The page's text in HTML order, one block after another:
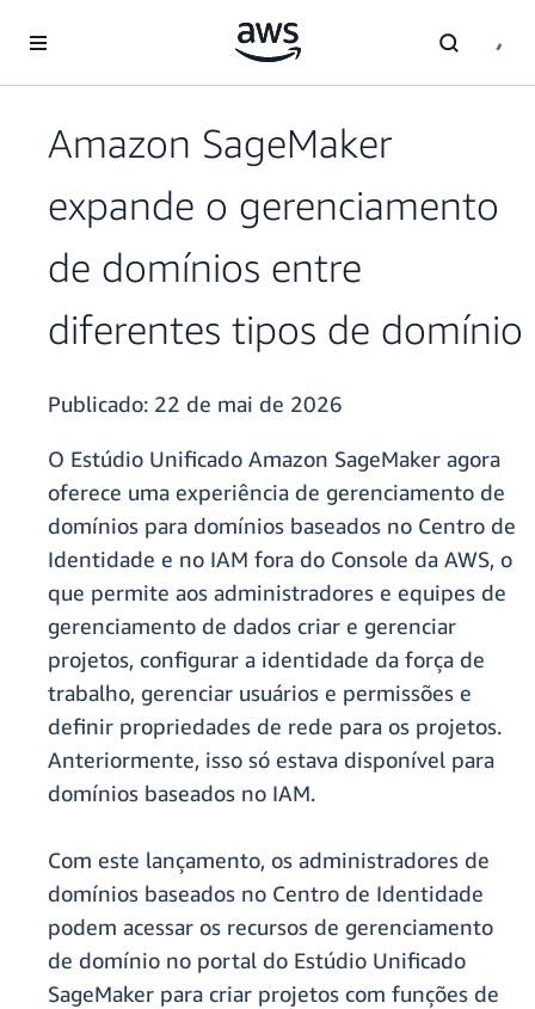
Pular para o conteúdo principal
Amazon SageMaker
expande o gerenciamento
de domínios entre
diferentes tipos de domínio
Publicado: 22 de mai de 2026
O Estúdio Unificado Amazon SageMaker agora
oferece uma experiência de gerenciamento de
domínios para domínios baseados no Centro de
Identidade e no IAM fora do Console da AWS, o
que permite aos administradores e equipes de
gerenciamento de dados criar e gerenciar
projetos, configurar a identidade da força de
trabalho, gerenciar usuários e permissões e
definir propriedades de rede para os projetos.
Anteriormente, isso só estava disponível para
domínios baseados no IAM.
Com este lançamento, os administradores de
domínios baseados no Centro de Identidade
podem acessar os recursos de gerenciamento
de domínio no portal do Estúdio Unificado
SageMaker para criar projetos com funções de